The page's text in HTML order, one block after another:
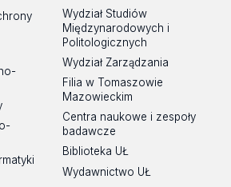
Wydział Studiów
Międzynarodowych i
Politologicznych
Wydział Zarządzania
Filia w Tomaszowie
Mazowieckim
Centra naukowe i zespoły
badawcze
Biblioteka UŁ
Wydawnictwo UŁ